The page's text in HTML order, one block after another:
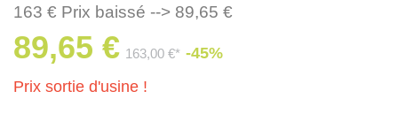
163 € Prix baissé --> 89,65 €
89,65 € 163,00 €* -45%
Prix sortie d'usine !